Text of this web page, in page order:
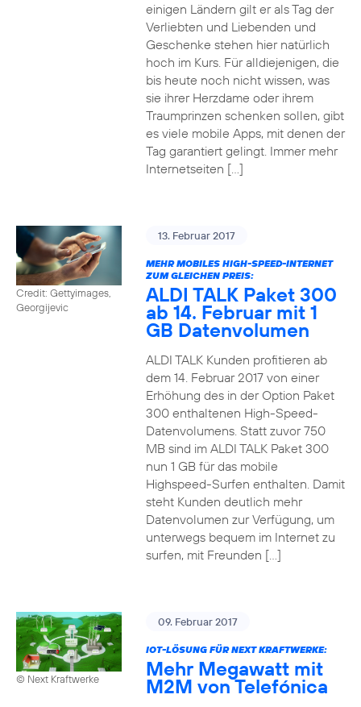
einigen Ländern gilt er als Tag der
Verliebten und Liebenden und
Geschenke stehen hier natürlich
hoch im Kurs. Für alldiejenigen, die
bis heute noch nicht wissen, was
sie ihrer Herzdame oder ihrem
Traumprinzen schenken sollen, gibt
es viele mobile Apps, mit denen der
Tag garantiert gelingt. Immer mehr
Internetseiten […]
Credit: Gettyimages,
Georgijevic
13. Februar 2017
MEHR MOBILES HIGH-SPEED-INTERNET
ZUM GLEICHEN PREIS:
ALDI TALK Paket 300
ab 14. Februar mit 1
GB Datenvolumen
ALDI TALK Kunden profitieren ab
dem 14. Februar 2017 von einer
Erhöhung des in der Option Paket
300 enthaltenen High-Speed-
Datenvolumens. Statt zuvor 750
MB sind im ALDI TALK Paket 300
nun 1 GB für das mobile
Highspeed-Surfen enthalten. Damit
steht Kunden deutlich mehr
Datenvolumen zur Verfügung, um
unterwegs bequem im Internet zu
surfen, mit Freunden […]
© Next Kraftwerke
09. Februar 2017
IOT-LÖSUNG FÜR NEXT KRAFTWERKE:
Mehr Megawatt mit
M2M von Telefónica